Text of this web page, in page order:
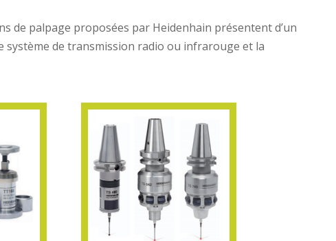
de palpage proposées par Heidenhain présentent d’un
système de transmission radio ou infrarouge et la